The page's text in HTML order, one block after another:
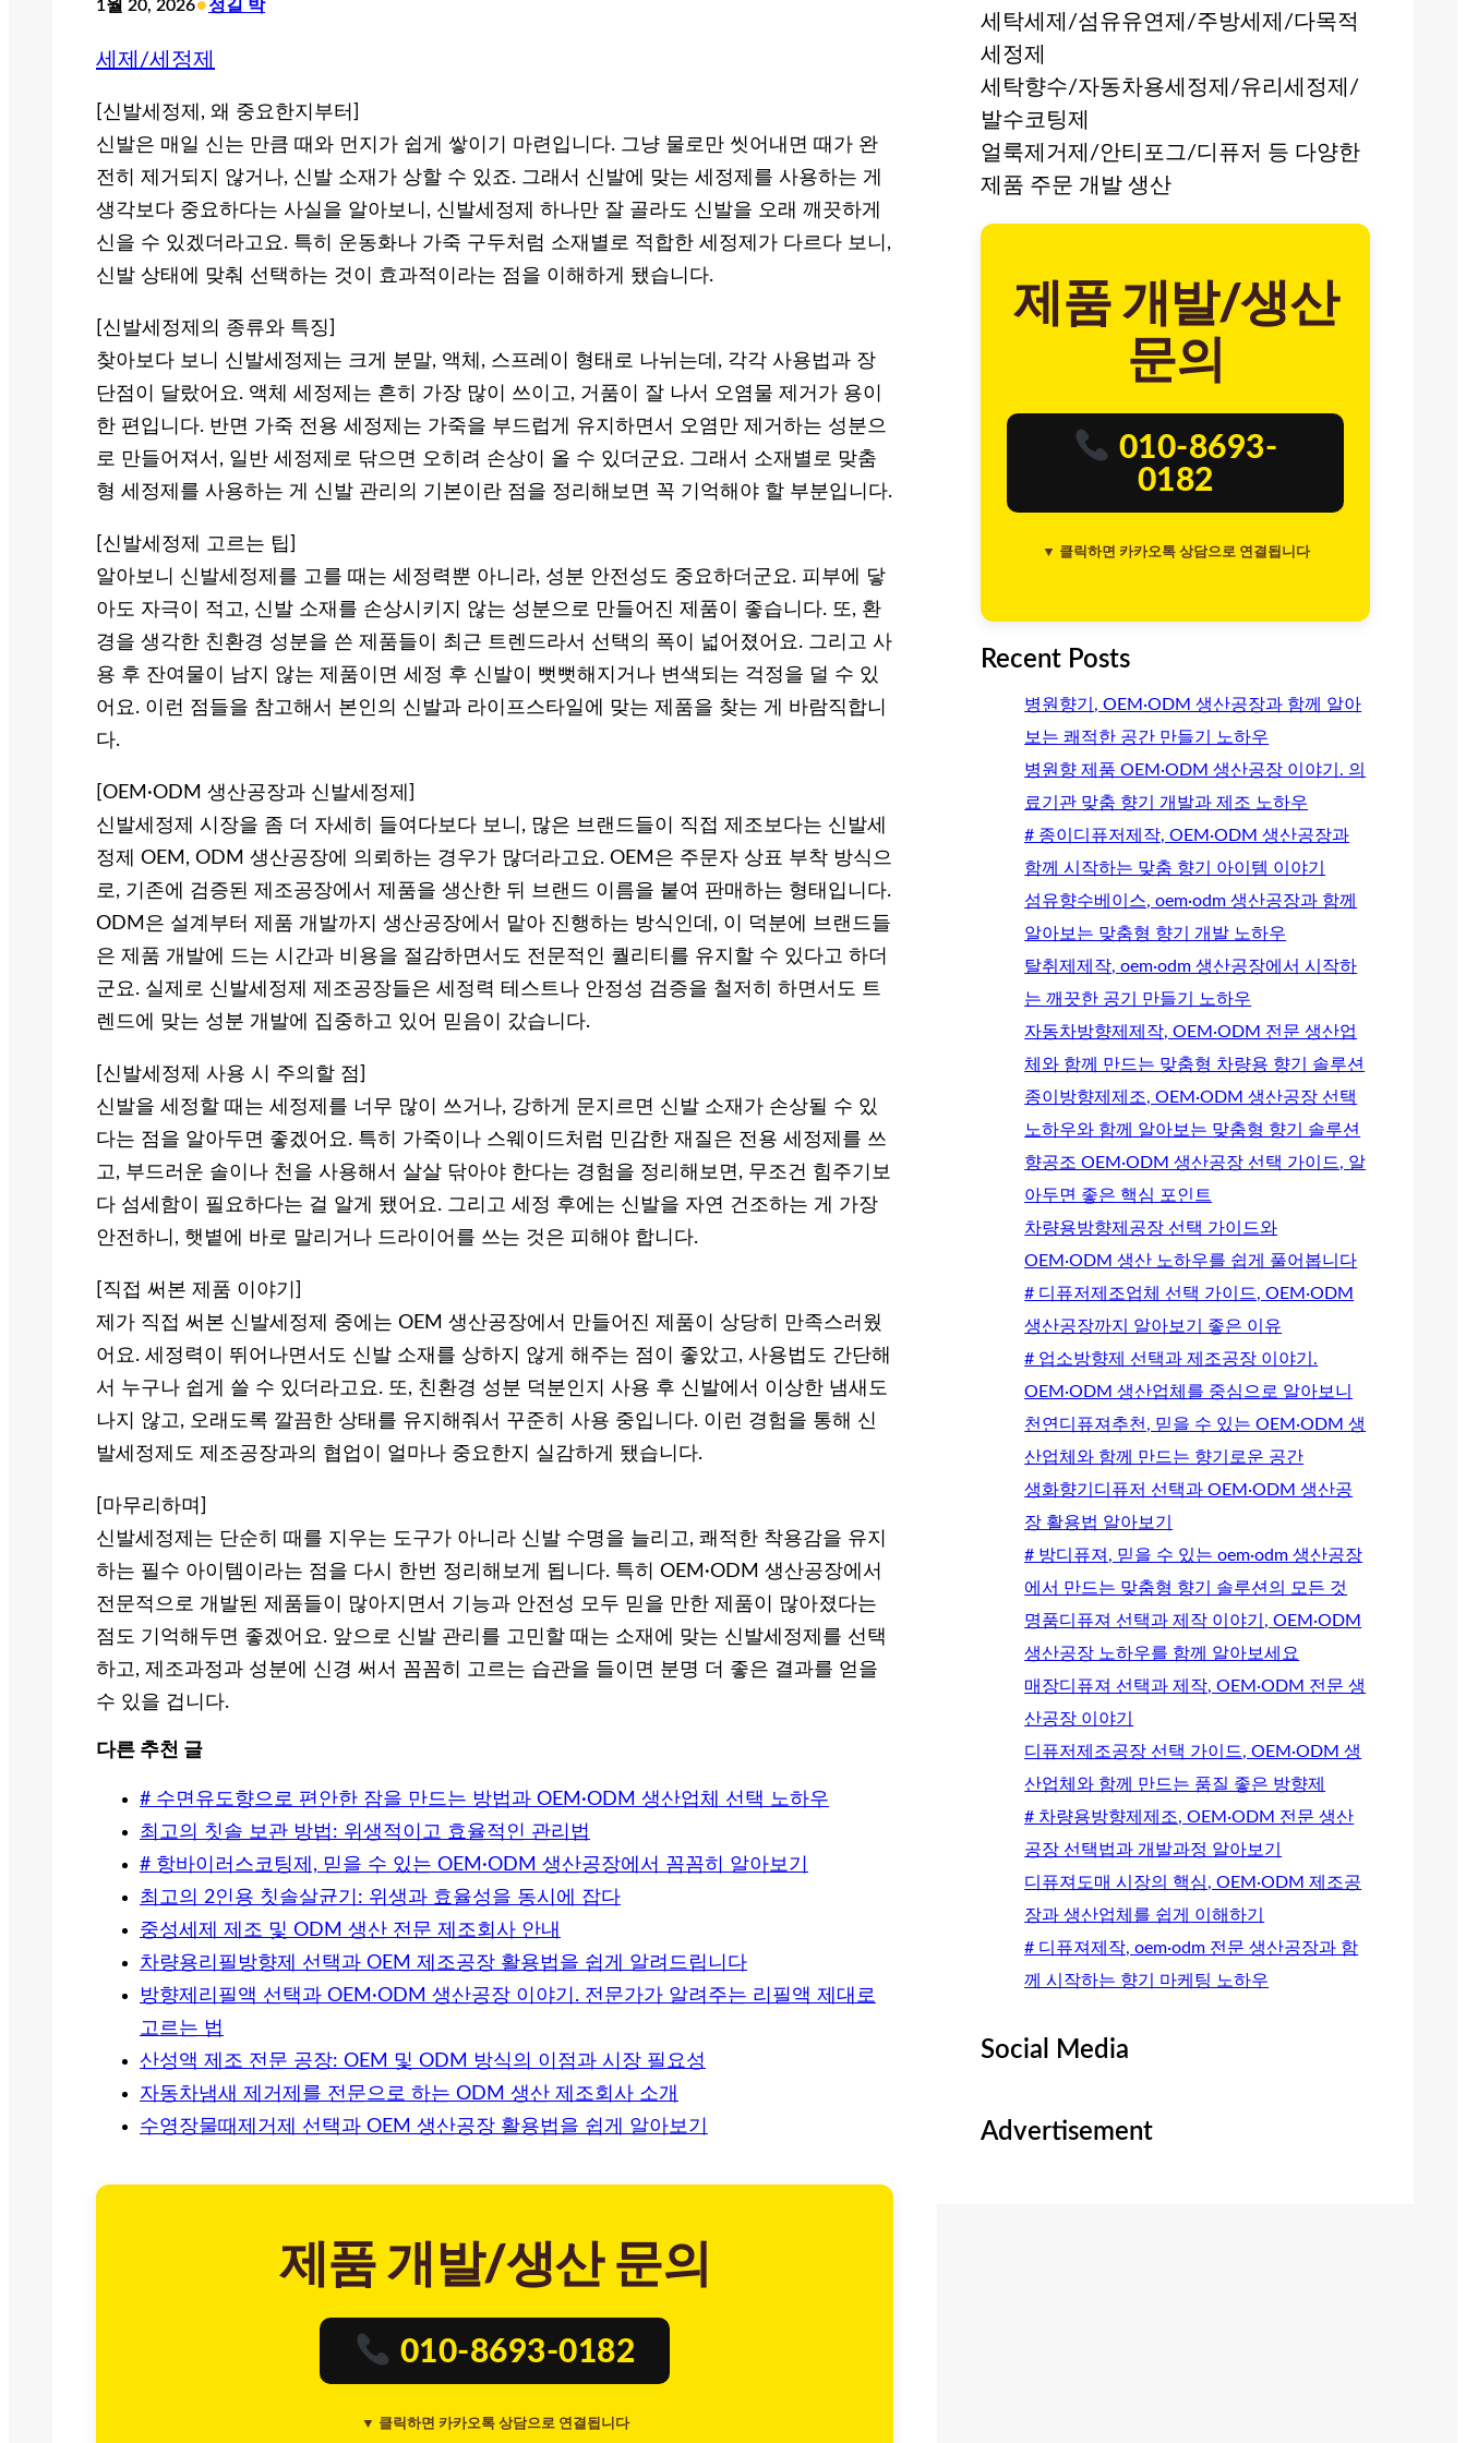
1월 20, 2026•정길 박
세제/세정제
[신발세정제, 왜 중요한지부터]
신발은 매일 신는 만큼 때와 먼지가 쉽게 쌓이기 마련입니다. 그냥 물로만 씻어내면 때가 완
전히 제거되지 않거나, 신발 소재가 상할 수 있죠. 그래서 신발에 맞는 세정제를 사용하는 게
생각보다 중요하다는 사실을 알아보니, 신발세정제 하나만 잘 골라도 신발을 오래 깨끗하게
신을 수 있겠더라고요. 특히 운동화나 가죽 구두처럼 소재별로 적합한 세정제가 다르다 보니,
신발 상태에 맞춰 선택하는 것이 효과적이라는 점을 이해하게 됐습니다.
[신발세정제의 종류와 특징]
찾아보다 보니 신발세정제는 크게 분말, 액체, 스프레이 형태로 나뉘는데, 각각 사용법과 장
단점이 달랐어요. 액체 세정제는 흔히 가장 많이 쓰이고, 거품이 잘 나서 오염물 제거가 용이
한 편입니다. 반면 가죽 전용 세정제는 가죽을 부드럽게 유지하면서 오염만 제거하는 성분으
로 만들어져서, 일반 세정제로 닦으면 오히려 손상이 올 수 있더군요. 그래서 소재별로 맞춤
형 세정제를 사용하는 게 신발 관리의 기본이란 점을 정리해보면 꼭 기억해야 할 부분입니다.
[신발세정제 고르는 팁]
알아보니 신발세정제를 고를 때는 세정력뿐 아니라, 성분 안전성도 중요하더군요. 피부에 닿
아도 자극이 적고, 신발 소재를 손상시키지 않는 성분으로 만들어진 제품이 좋습니다. 또, 환
경을 생각한 친환경 성분을 쓴 제품들이 최근 트렌드라서 선택의 폭이 넓어졌어요. 그리고 사
용 후 잔여물이 남지 않는 제품이면 세정 후 신발이 뻣뻣해지거나 변색되는 걱정을 덜 수 있
어요. 이런 점들을 참고해서 본인의 신발과 라이프스타일에 맞는 제품을 찾는 게 바람직합니
다.
[OEM·ODM 생산공장과 신발세정제]
신발세정제 시장을 좀 더 자세히 들여다보다 보니, 많은 브랜드들이 직접 제조보다는 신발세
정제 OEM, ODM 생산공장에 의뢰하는 경우가 많더라고요. OEM은 주문자 상표 부착 방식으
로, 기존에 검증된 제조공장에서 제품을 생산한 뒤 브랜드 이름을 붙여 판매하는 형태입니다.
ODM은 설계부터 제품 개발까지 생산공장에서 맡아 진행하는 방식인데, 이 덕분에 브랜드들
은 제품 개발에 드는 시간과 비용을 절감하면서도 전문적인 퀄리티를 유지할 수 있다고 하더
군요. 실제로 신발세정제 제조공장들은 세정력 테스트나 안정성 검증을 철저히 하면서도 트
렌드에 맞는 성분 개발에 집중하고 있어 믿음이 갔습니다.
[신발세정제 사용 시 주의할 점]
신발을 세정할 때는 세정제를 너무 많이 쓰거나, 강하게 문지르면 신발 소재가 손상될 수 있
다는 점을 알아두면 좋겠어요. 특히 가죽이나 스웨이드처럼 민감한 재질은 전용 세정제를 쓰
고, 부드러운 솔이나 천을 사용해서 살살 닦아야 한다는 경험을 정리해보면, 무조건 힘주기보
다 섬세함이 필요하다는 걸 알게 됐어요. 그리고 세정 후에는 신발을 자연 건조하는 게 가장
안전하니, 햇볕에 바로 말리거나 드라이어를 쓰는 것은 피해야 합니다.
[직접 써본 제품 이야기]
제가 직접 써본 신발세정제 중에는 OEM 생산공장에서 만들어진 제품이 상당히 만족스러웠
어요. 세정력이 뛰어나면서도 신발 소재를 상하지 않게 해주는 점이 좋았고, 사용법도 간단해
서 누구나 쉽게 쓸 수 있더라고요. 또, 친환경 성분 덕분인지 사용 후 신발에서 이상한 냄새도
나지 않고, 오래도록 깔끔한 상태를 유지해줘서 꾸준히 사용 중입니다. 이런 경험을 통해 신
발세정제도 제조공장과의 협업이 얼마나 중요한지 실감하게 됐습니다.
[마무리하며]
신발세정제는 단순히 때를 지우는 도구가 아니라 신발 수명을 늘리고, 쾌적한 착용감을 유지
하는 필수 아이템이라는 점을 다시 한번 정리해보게 됩니다. 특히 OEM·ODM 생산공장에서
전문적으로 개발된 제품들이 많아지면서 기능과 안전성 모두 믿을 만한 제품이 많아졌다는
점도 기억해두면 좋겠어요. 앞으로 신발 관리를 고민할 때는 소재에 맞는 신발세정제를 선택
하고, 제조과정과 성분에 신경 써서 꼼꼼히 고르는 습관을 들이면 분명 더 좋은 결과를 얻을
수 있을 겁니다.
다른 추천 글
# 수면유도향으로 편안한 잠을 만드는 방법과 OEM·ODM 생산업체 선택 노하우
최고의 칫솔 보관 방법: 위생적이고 효율적인 관리법
# 항바이러스코팅제, 믿을 수 있는 OEM·ODM 생산공장에서 꼼꼼히 알아보기
최고의 2인용 칫솔살균기: 위생과 효율성을 동시에 잡다
중성세제 제조 및 ODM 생산 전문 제조회사 안내
차량용리필방향제 선택과 OEM 제조공장 활용법을 쉽게 알려드립니다
방향제리필액 선택과 OEM·ODM 생산공장 이야기. 전문가가 알려주는 리필액 제대로
고르는 법
산성액 제조 전문 공장: OEM 및 ODM 방식의 이점과 시장 필요성
자동차냄새 제거제를 전문으로 하는 ODM 생산 제조회사 소개
수영장물때제거제 선택과 OEM 생산공장 활용법을 쉽게 알아보기
제품 개발/생산 문의
010-8693-0182
▼ 클릭하면 카카오톡 상담으로 연결됩니다
세탁세제/섬유유연제/주방세제/다목적
세정제
세탁향수/자동차용세정제/유리세정제/
발수코팅제
얼룩제거제/안티포그/디퓨저 등 다양한
제품 주문 개발 생산
제품 개발/생산
문의
010-8693-
0182
▼ 클릭하면 카카오톡 상담으로 연결됩니다
Recent Posts
병원향기, OEM·ODM 생산공장과 함께 알아
보는 쾌적한 공간 만들기 노하우
병원향 제품 OEM·ODM 생산공장 이야기. 의
료기관 맞춤 향기 개발과 제조 노하우
# 종이디퓨저제작, OEM·ODM 생산공장과
함께 시작하는 맞춤 향기 아이템 이야기
섬유향수베이스, oem·odm 생산공장과 함께
알아보는 맞춤형 향기 개발 노하우
탈취제제작, oem·odm 생산공장에서 시작하
는 깨끗한 공기 만들기 노하우
자동차방향제제작, OEM·ODM 전문 생산업
체와 함께 만드는 맞춤형 차량용 향기 솔루션
종이방향제제조, OEM·ODM 생산공장 선택
노하우와 함께 알아보는 맞춤형 향기 솔루션
향공조 OEM·ODM 생산공장 선택 가이드, 알
아두면 좋은 핵심 포인트
차량용방향제공장 선택 가이드와
OEM·ODM 생산 노하우를 쉽게 풀어봅니다
# 디퓨저제조업체 선택 가이드, OEM·ODM
생산공장까지 알아보기 좋은 이유
# 업소방향제 선택과 제조공장 이야기.
OEM·ODM 생산업체를 중심으로 알아보니
천연디퓨져추천, 믿을 수 있는 OEM·ODM 생
산업체와 함께 만드는 향기로운 공간
생화향기디퓨저 선택과 OEM·ODM 생산공
장 활용법 알아보기
# 방디퓨져, 믿을 수 있는 oem·odm 생산공장
에서 만드는 맞춤형 향기 솔루션의 모든 것
명품디퓨져 선택과 제작 이야기, OEM·ODM
생산공장 노하우를 함께 알아보세요
매장디퓨져 선택과 제작, OEM·ODM 전문 생
산공장 이야기
디퓨저제조공장 선택 가이드, OEM·ODM 생
산업체와 함께 만드는 품질 좋은 방향제
# 차량용방향제제조, OEM·ODM 전문 생산
공장 선택법과 개발과정 알아보기
디퓨져도매 시장의 핵심, OEM·ODM 제조공
장과 생산업체를 쉽게 이해하기
# 디퓨져제작, oem·odm 전문 생산공장과 함
께 시작하는 향기 마케팅 노하우
Social Media
Advertisement